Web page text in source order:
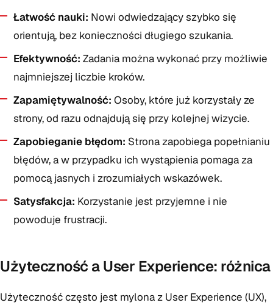
Łatwość nauki: Nowi odwiedzający szybko się
orientują, bez konieczności długiego szukania.
Efektywność: Zadania można wykonać przy możliwie
najmniejszej liczbie kroków.
Zapamiętywalność: Osoby, które już korzystały ze
strony, od razu odnajdują się przy kolejnej wizycie.
Zapobieganie błędom: Strona zapobiega popełnianiu
błędów, a w przypadku ich wystąpienia pomaga za
pomocą jasnych i zrozumiałych wskazówek.
Satysfakcja: Korzystanie jest przyjemne i nie
powoduje frustracji.
Użyteczność a User Experience: różnica
Użyteczność często jest mylona z User Experience (UX),